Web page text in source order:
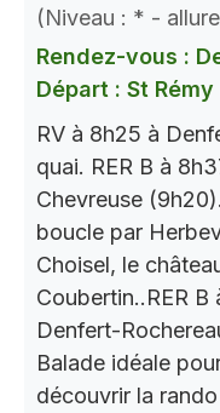
(Niveau : * -
Rendez-vous :
Départ : St
RV à 8h25 à
quai. RER B à
Chevreuse
boucle par
Choisel, le
Coubertin..RER B
Denfert-
Balade idéale
découvrir la